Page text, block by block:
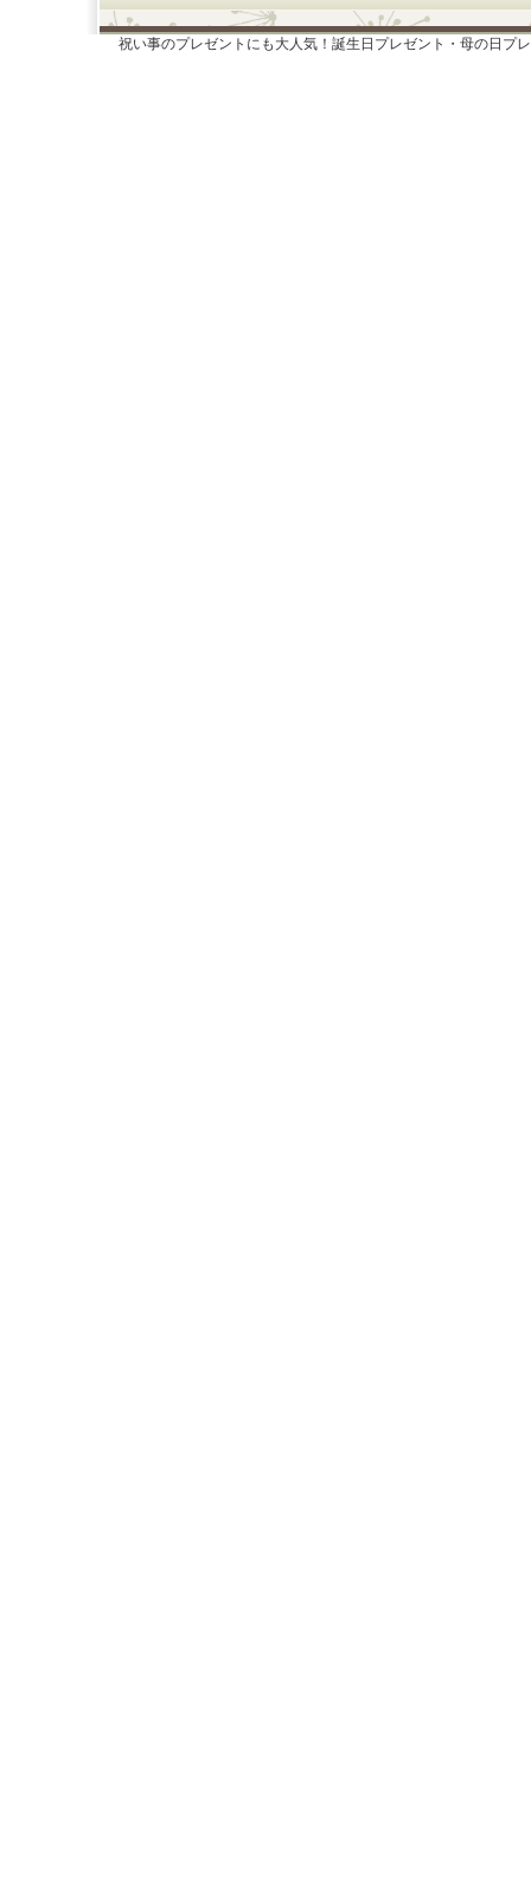
祝い事のプレゼントにも大人気！誕生日プレゼント・母の日プ